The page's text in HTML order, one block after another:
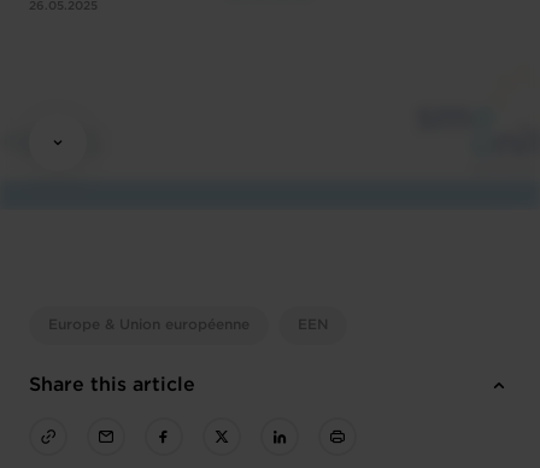
26.05.2025
Europe & Union européenne EEN
Share this article